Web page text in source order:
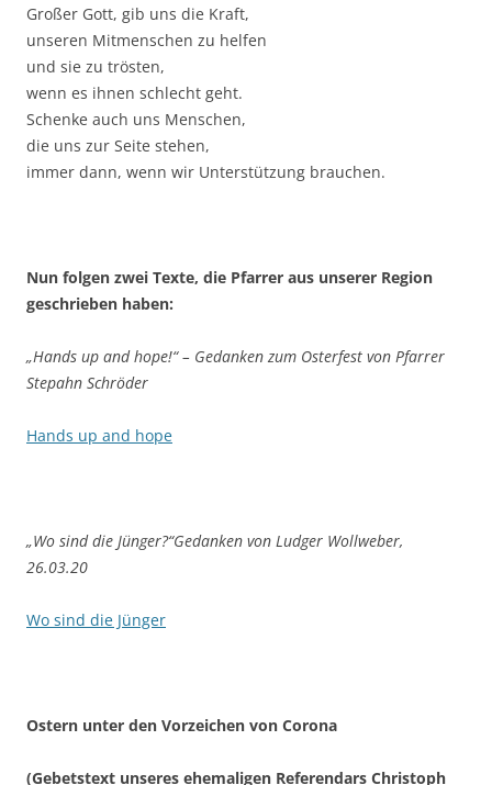
Großer Gott, gib uns die Kraft,
unseren Mitmenschen zu helfen
und sie zu trösten,
wenn es ihnen schlecht geht.
Schenke auch uns Menschen,
die uns zur Seite stehen,
immer dann, wenn wir Unterstützung brauchen.
Nun folgen zwei Texte, die Pfarrer aus unserer Region
geschrieben haben:
„Hands up and hope!“ – Gedanken zum Osterfest von Pfarrer
Stepahn Schröder
Hands up and hope
„Wo sind die Jünger?“Gedanken von Ludger Wollweber,
26.03.20
Wo sind die Jünger
Ostern unter den Vorzeichen von Corona
(Gebetstext unseres ehemaligen Referendars Christoph